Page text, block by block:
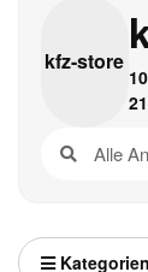
kfz-store
Kategorien